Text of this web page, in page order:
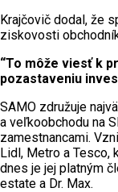
Krajčovič dodal, že
ziskovosti
“To môže viesť k
pozastaveniu
SAMO združuje
a veľkoobchodu na
zamestnancami.
Lidl, Metro a Tesco,
dnes je jej platným
estate a Dr. Max.